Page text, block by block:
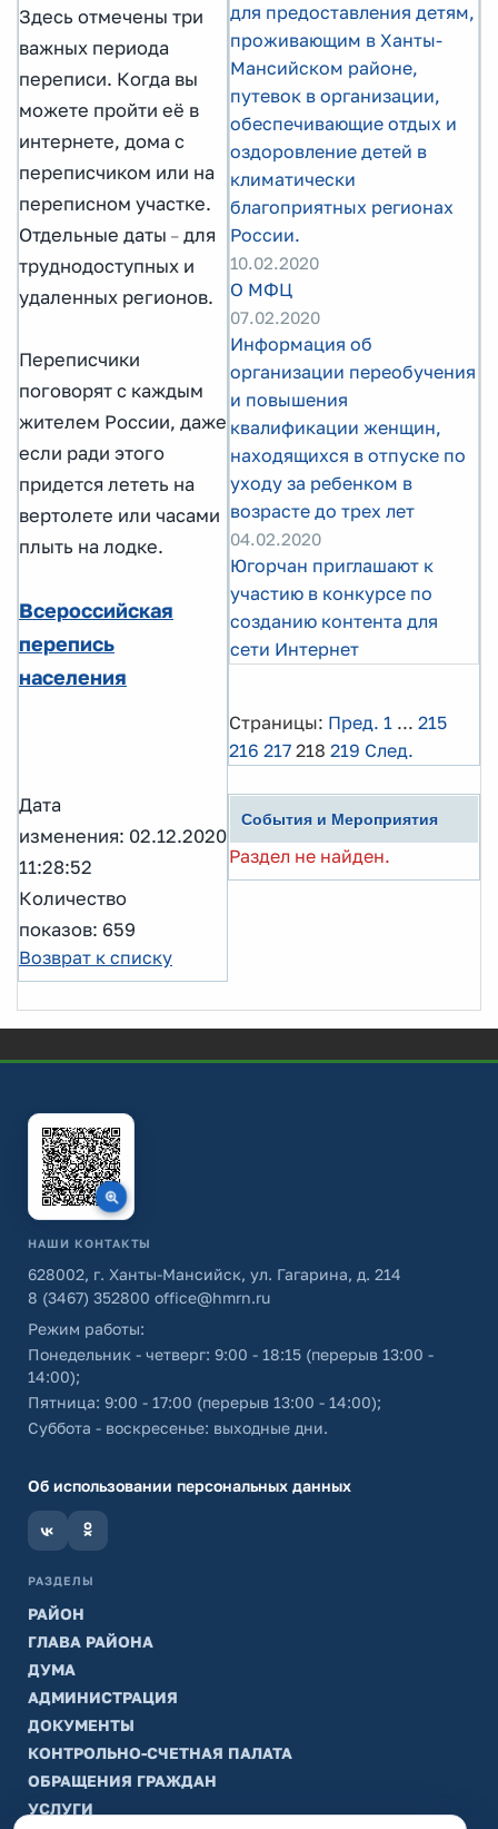
Здесь отмечены три
важных периода
переписи. Когда вы
можете пройти её в
интернете, дома с
переписчиком или на
переписном участке.
Отдельные даты – для
труднодоступных и
удаленных регионов.
Переписчики
поговорят с каждым
жителем России, даже
если ради этого
придется лететь на
вертолете или часами
плыть на лодке.
Всероссийская
перепись
населения
Дата
изменения: 02.12.2020
11:28:52
Количество
показов: 659
Возврат к списку
для предоставления детям,
проживающим в Ханты-
Мансийском районе,
путевок в организации,
обеспечивающие отдых и
оздоровление детей в
климатически
благоприятных регионах
России.
10.02.2020
О МФЦ
07.02.2020
Информация об
организации переобучения
и повышения
квалификации женщин,
находящихся в отпуске по
уходу за ребенком в
возрасте до трех лет
04.02.2020
Югорчан приглашают к
участию в конкурсе по
созданию контента для
сети Интернет
Страницы: Пред. 1 ... 215
216 217 218 219 След.
События и Мероприятия
Раздел не найден.
НАШИ КОНТАКТЫ
628002, г. Ханты-Мансийск, ул. Гагарина, д. 214
8 (3467) 352800 office@hmrn.ru
Режим работы:
Понедельник - четверг: 9:00 - 18:15 (перерыв 13:00 -
14:00);
Пятница: 9:00 - 17:00 (перерыв 13:00 - 14:00);
Суббота - воскресенье: выходные дни.
Об использовании персональных данных
РАЗДЕЛЫ
РАЙОН
ГЛАВА РАЙОНА
ДУМА
АДМИНИСТРАЦИЯ
ДОКУМЕНТЫ
КОНТРОЛЬНО-СЧЕТНАЯ ПАЛАТА
ОБРАЩЕНИЯ ГРАЖДАН
УСЛУГИ